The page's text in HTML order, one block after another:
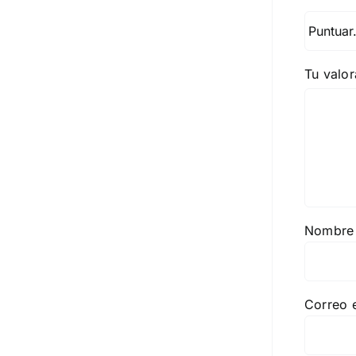
Tu
Nombre
Correo